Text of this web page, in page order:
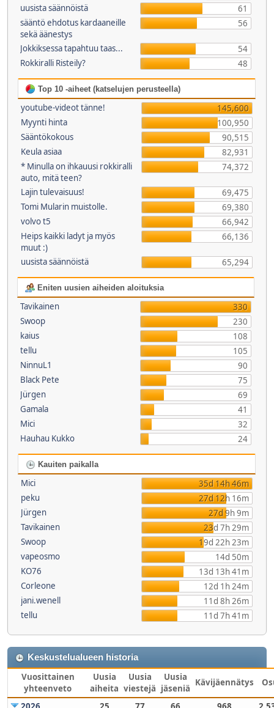
uusista säännöistä
61
sääntö ehdotus kardaaneille
sekä äänestys
56
Jokkiksessa tapahtuu taas...
54
Rokkiralli Risteily?
48
Top 10 -aiheet (katselujen perusteella)
youtube-videot tänne!
145,600
Myynti hinta
100,950
Sääntökokous
90,515
Keula asiaa
82,931
* Minulla on ihkauusi rokkiralli
auto, mitä teen?
74,372
Lajin tulevaisuus!
69,475
Tomi Mularin muistolle.
69,380
volvo t5
66,942
Heips kaikki ladyt ja myös
muut :)
66,136
uusista säännöistä 65,294
Eniten uusien aiheiden aloituksia
Tavikainen
330
Swoop
230
kaius
108
tellu
105
NinnuL1
90
Black Pete
75
Jürgen
69
Gamala
41
Mici
32
Hauhau Kukko
24
Kauiten paikalla
Mici
35d 14h 46m
peku
27d 12h 16m
Jürgen
27d 9h 9m
Tavikainen
23d 7h 29m
Swoop
19d 22h 23m
vapeosmo
14d 50m
KO76
13d 13h 41m
Corleone
12d 1h 24m
jani.wenell
11d 8h 26m
tellu
11d 7h 41m
Keskustelualueen historia
Vuosittainen
yhteenveto
Uusia
aiheita
Uusia
viestejä
Uusia
jäseniä
Kävijäennätys